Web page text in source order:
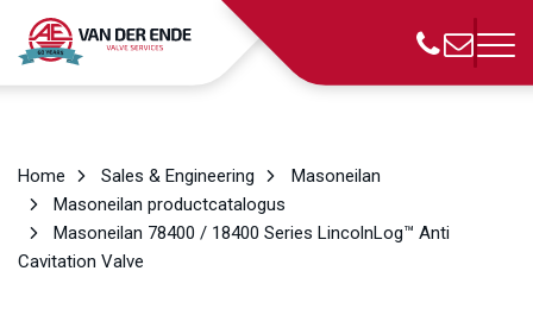
Home Sales & Engineering
Masoneilan
Masoneilan productcatalogus
Masoneilan 78400 / 18400 Series LincolnLog™ Anti
Cavitation Valve